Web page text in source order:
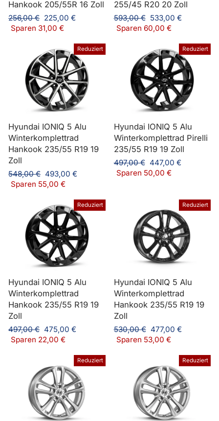
Hankook 205/55R 16 Zoll
Normaler
Preis
256,00 € Sonderpreis
225,00 €
Sparen 31,00 €
255/45 R20 20 Zoll
Normaler
Preis
593,00 € Sonderpreis
533,00 €
Sparen 60,00 €
Reduziert
Hyundai IONIQ 5 Alu
Winterkomplettrad
Hankook 235/55 R19 19
Zoll
Normaler
Preis
548,00 € Sonderpreis
493,00 €
Sparen 55,00 €
Reduziert
Hyundai IONIQ 5 Alu
Winterkomplettrad Pirelli
235/55 R19 19 Zoll
Normaler
Preis
497,00 € Sonderpreis
447,00 €
Sparen 50,00 €
Reduziert
Hyundai IONIQ 5 Alu
Winterkomplettrad
Hankook 235/55 R19 19
Zoll
Normaler
Preis
497,00 € Sonderpreis
475,00 €
Sparen 22,00 €
Reduziert
Hyundai IONIQ 5 Alu
Winterkomplettrad
Hankook 235/55 R19 19
Zoll
Normaler
Preis
530,00 € Sonderpreis
477,00 €
Sparen 53,00 €
Reduziert Reduziert